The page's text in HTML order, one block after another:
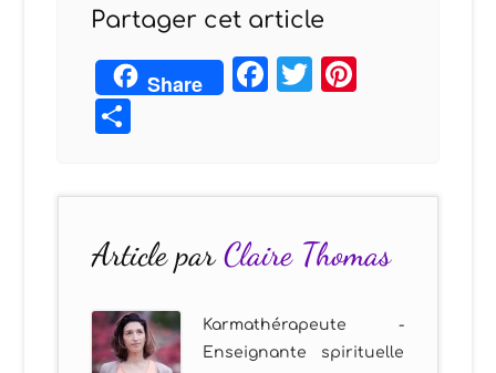
Partager cet article
Share Facebook
Twitter
Article parClaire Thomas
Karmathérapeute -
Enseignante spirituelle